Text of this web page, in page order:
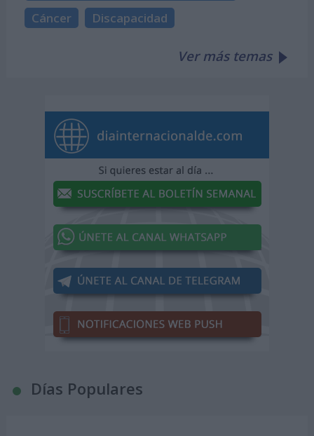
Cáncer
Discapacidad
Ver más temas
Días Populares